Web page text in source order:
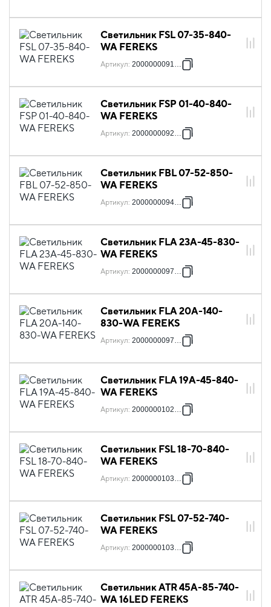
Светильник FSL 07-35-840-
WA FEREKS
Артикул: 2000000091310
Светильник FSP 01-40-840-
WA FEREKS
Артикул: 2000000092249
Светильник FBL 07-52-850-
WA FEREKS
Артикул: 2000000094144
Светильник FLA 23A-45-830-
WA FEREKS
Артикул: 2000000097381
Светильник FLA 20A-140-
830-WA FEREKS
Артикул: 2000000097398
Светильник FLA 19A-45-840-
WA FEREKS
Артикул: 2000000102412
Светильник FSL 18-70-840-
WA FEREKS
Артикул: 2000000103372
Светильник FSL 07-52-740-
WA FEREKS
Артикул: 2000000103822
Светильник ATR 45A-85-740-
WA 16LED FEREKS